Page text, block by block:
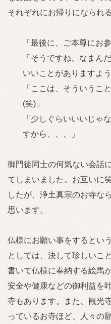
それぞれにお帰りになられ
「最後に、ご本尊にお
「そうですね、なまん
いいことがありますよう
「ここは、そういうこ
(笑)」
「少しぐらいいいじゃ
すから、、、」
御門徒同士の何気ない会話
てしまいました。お互いに
したが、浄土真宗のお寺な
思います。
仏様にお願い事をするとい
としては、決して珍しいこ
書いて仏様に奉納する絵馬
安全や健康などの御利益を
寺もあります。また、観光
っているお寺ほど、人々の